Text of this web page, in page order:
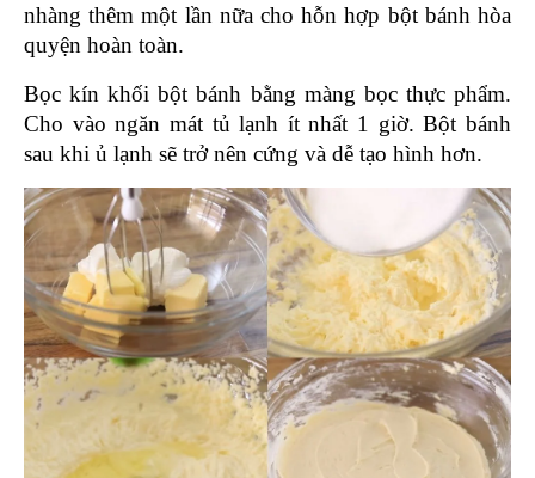
nhàng thêm một lần nữa cho hỗn hợp bột bánh hòa
quyện hoàn toàn.
Bọc kín khối bột bánh bằng màng bọc thực phẩm.
Cho vào ngăn mát tủ lạnh ít nhất 1 giờ. Bột bánh
sau khi ủ lạnh sẽ trở nên cứng và dễ tạo hình hơn.